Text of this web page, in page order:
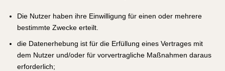
Die Nutzer haben ihre Einwilligung für einen oder mehrere
bestimmte Zwecke erteilt.
die Datenerhebung ist für die Erfüllung eines Vertrages mit
dem Nutzer und/oder für vorvertragliche Maßnahmen daraus
erforderlich;